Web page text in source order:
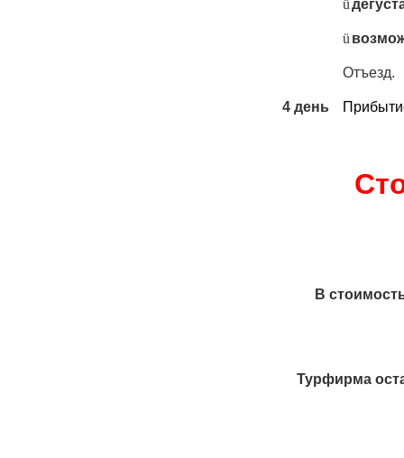
ü
ü
Отъезд.
4 день
В
Турфирма